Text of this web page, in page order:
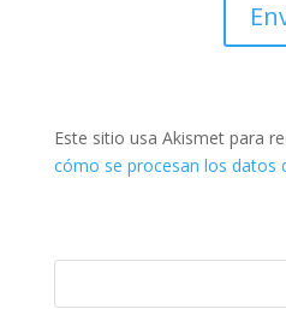
Este sitio usa Akismet para
cómo se procesan los datos